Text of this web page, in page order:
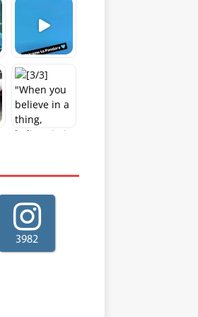
3982